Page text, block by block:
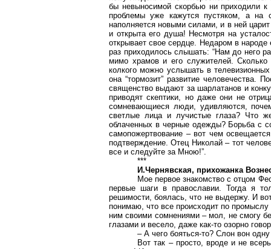
бы невыносимой скорбью ни приходили
проблемы уже кажутся пустяком, а на
наполняется новыми силами, и в ней
и открыта его душа! Несмотря на
открывает свое сердце. Недаром в
раз приходилось слышать: “Нам до него
мимо храмов и его служителей. Сколько
колкого можно услышать в
она “тормозит” развитие человечества.
священство выдают за шарлатанов и
приводят скептики, но даже они не
сомневающиеся люди, удивляются,
светлые лица и лучистые глаза? Что
облаченных в черные одежды? Борьба с
самопожертвование – вот чем
подтверждение. Отец Николай – тот
все и следуйте за Мною!”.
***
И.Чернявская, прихожанка
Мое первое знакомство с отцом
первые шаги в православии. Тогда я
решимости, боялась, что не выдержу. И
понимаю, что все происходит по
ним своими сомнениями – мол, не смогу
глазами и весело, даже как-то озорно
– А чего бояться-то? Слон вон
Вот так – просто, вроде и не